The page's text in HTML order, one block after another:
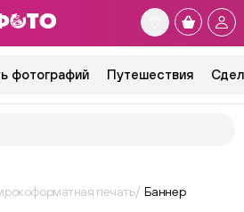
фотографий Путешествия
печать Баннер